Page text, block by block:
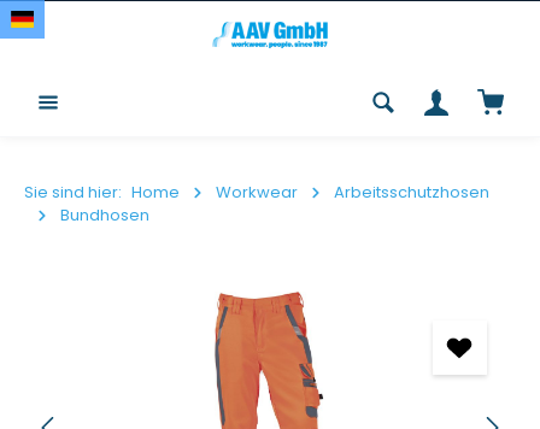
Zum Hauptinhalt springen
Sie sind hier: Home Workwear
Arbeitsschutzhosen
Bundhosen
Bildergalerie überspringen